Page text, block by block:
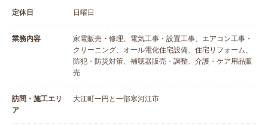
定休日 日曜日
業務内容
家電販売・修理、電気工事・設置工事、エアコン工事・
クリーニング、オール電化住宅設備、住宅リフォーム、
防犯・防災対策、補聴器販売・調整、介護・ケア用品販
売
訪問・施工エリ
ア
大江町一円と一部寒河江市